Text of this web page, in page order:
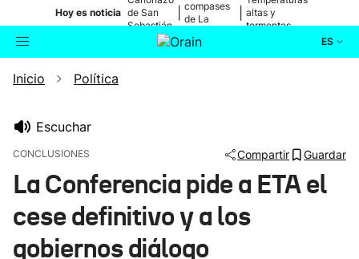
Hoy es noticia de San
Sebastián
compases
de La
altas y
tormentas
ES
Buscador
Ikusmiran
Eguraldia
Inicio Política
Escuchar
CONCLUSIONES Compartir Guardar
La Conferencia pide a ETA el
cese definitivo y a los
gobiernos diálogo